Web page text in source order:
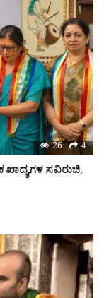
26 4
ಖಾದ್ಯಗಳ ಸವಿರುಚಿ,